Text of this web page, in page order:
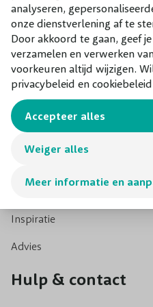
analyseren,
onze dienstverlening af te
Door akkoord te gaan, geef
verzamelen en verwerken
voorkeuren altijd wijzigen.
privacybeleid en
Meer informatie en
Weiger alles
Accepteer alles
hagen? Wat ook erg mooi is,
gemengde haag. Combineer
haagelementen met grote
soorten haagplanten.
de tuin.
Hagen kopen? Haagplanten
webshop. Bij BomenEnzo
bomen en planten. Zo
bomen, verschillende
leibomen, meerstammige
en nog veel meer! Bekijk
0344 22 81 00
info@bomenenzo.nl
Mijn account
Login
Maak account aan
Blog
Inspiratie
Advies
Hulp & contact